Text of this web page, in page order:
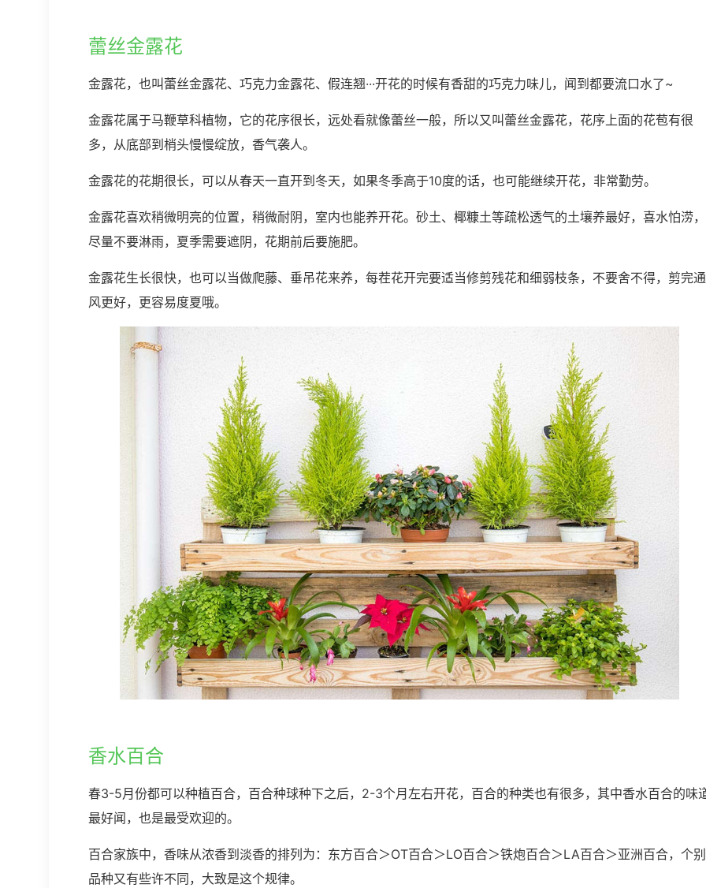
蕾丝金露花
金露花，也叫蕾丝金露花、巧克力金露花、假连翘···开花的时候有香甜的巧克力味儿，闻到都要流口水了~
金露花属于马鞭草科植物，它的花序很长，远处看就像蕾丝一般，所以又叫蕾丝金露花，花序上面的花苞有很
多，从底部到梢头慢慢绽放，香气袭人。
金露花的花期很长，可以从春天一直开到冬天，如果冬季高于10度的话，也可能继续开花，非常勤劳。
金露花喜欢稍微明亮的位置，稍微耐阴，室内也能养开花。砂土、椰糠土等疏松透气的土壤养最好，喜水怕涝，
尽量不要淋雨，夏季需要遮阴，花期前后要施肥。
金露花生长很快，也可以当做爬藤、垂吊花来养，每茬花开完要适当修剪残花和细弱枝条，不要舍不得，剪完通
风更好，更容易度夏哦。
香水百合
春3-5月份都可以种植百合，百合种球种下之后，2-3个月左右开花，百合的种类也有很多，其中香水百合的味
最好闻，也是最受欢迎的。
百合家族中，香味从浓香到淡香的排列为：东方百合＞OT百合＞LO百合＞铁炮百合＞LA百合＞亚洲百合，个别
品种又有些许不同，大致是这个规律。